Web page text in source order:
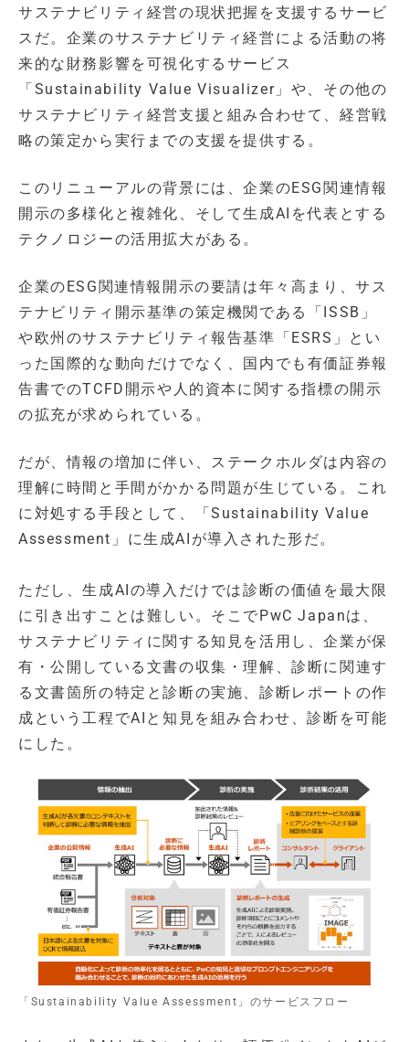
サステナビリティ経営の現状把握を支援するサービ
スだ。企業のサステナビリティ経営による活動の将
来的な財務影響を可視化するサービス
「Sustainability Value Visualizer」や、その他の
サステナビリティ経営支援と組み合わせて、経営戦
略の策定から実行までの支援を提供する。
このリニューアルの背景には、企業のESG関連情報
開示の多様化と複雑化、そして生成AIを代表とする
テクノロジーの活用拡大がある。
企業のESG関連情報開示の要請は年々高まり、サス
テナビリティ開示基準の策定機関である「ISSB」
や欧州のサステナビリティ報告基準「ESRS」とい
った国際的な動向だけでなく、国内でも有価証券報
告書でのTCFD開示や人的資本に関する指標の開示
の拡充が求められている。
だが、情報の増加に伴い、ステークホルダは内容の
理解に時間と手間がかかる問題が生じている。これ
に対処する手段として、「Sustainability Value
Assessment」に生成AIが導入された形だ。
ただし、生成AIの導入だけでは診断の価値を最大限
に引き出すことは難しい。そこでPwC Japanは、
サステナビリティに関する知見を活用し、企業が保
有・公開している文書の収集・理解、診断に関連す
る文書箇所の特定と診断の実施、診断レポートの作
成という工程でAIと知見を組み合わせ、診断を可能
にした。
「Sustainability Value Assessment」のサービスフロー